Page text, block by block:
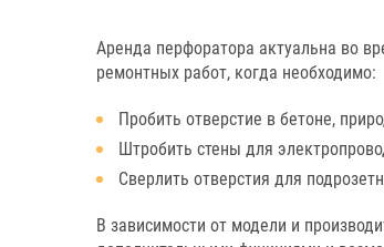
Аренда перфоратора актуальна во
ремонтных работ, когда необходимо:
Пробить отверстие в бетоне,
Штробить стены для
Сверлить отверстия для
В зависимости от модели и